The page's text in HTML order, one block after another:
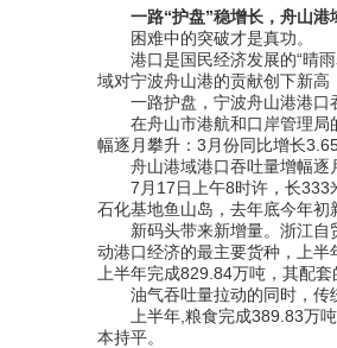
一路“护盘”稳增长，舟山港
困难中的突破才是真功。
港口是国民经济发展的“晴雨
域对宁波舟山港的贡献创下新高
一路护盘，宁波舟山港港口吞
在舟山市港航和口岸管理局的
幅逐月攀升：3月份同比增长
舟山港域港口吞吐量增幅逐月
7月17日上午8时许，长333米
石化基地鱼山岛，去年底今年初
新码头带来新增量。浙江自贸
动港口经济的最主要货种，上
上半年完成829.84万吨，其配
油气吞吐量拉动的同时，传
上半年,粮食完成389.83万吨
本持平。